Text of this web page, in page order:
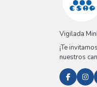
Vigilada
¡Te
nuestros